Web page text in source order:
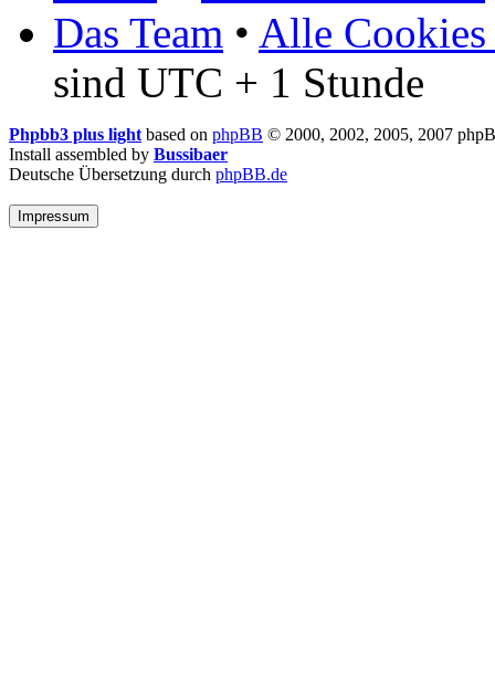
Das Team • Alle Cookies
sind UTC + 1 Stunde
Phpbb3 plus light based on phpBB © 2000, 2002, 2005, 2007
Install assembled by Bussibaer
Deutsche Übersetzung durch phpBB.de